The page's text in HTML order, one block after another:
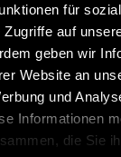
für
auf
geben wir
Website an
und
Informationen
die Sie
WEBER